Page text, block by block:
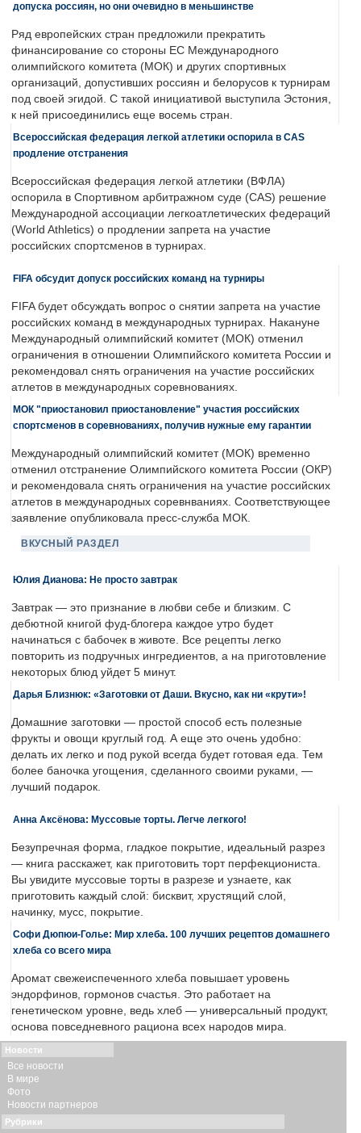
допуска россиян, но они очевидно в меньшинстве
Ряд европейских стран предложили прекратить
финансирование со стороны ЕС Международного
олимпийского комитета (МОК) и других спортивных
организаций, допустивших россиян и белорусов к турнирам
под своей эгидой. С такой инициативой выступила Эстония,
к ней присоединились еще восемь стран.
Всероссийская федерация легкой атлетики оспорила в CAS
продление отстранения
Всероссийская федерация легкой атлетики (ВФЛА)
оспорила в Спортивном арбитражном суде (CAS) решение
Международной ассоциации легкоатлетических федераций
(World Athletics) о продлении запрета на участие
российских спортсменов в турнирах.
FIFA обсудит допуск российских команд на турниры
FIFA будет обсуждать вопрос о снятии запрета на участие
российских команд в международных турнирах. Накануне
Международный олимпийский комитет (МОК) отменил
ограничения в отношении Олимпийского комитета России и
рекомендовал снять ограничения на участие российских
атлетов в международных соревнованиях.
МОК "приостановил приостановление" участия российских
спортсменов в соревнованиях, получив нужные ему гарантии
Международный олимпийский комитет (МОК) временно
отменил отстранение Олимпийского комитета России (ОКР)
и рекомендовала снять ограничения на участие российских
атлетов в международных соревнваниях. Соответствующее
заявление опубликовала пресс-служба МОК.
ВКУСНЫЙ РАЗДЕЛ
Юлия Дианова: Не просто завтрак
Завтрак — это признание в любви себе и близким. С
дебютной книгой фуд-блогера каждое утро будет
начинаться с бабочек в животе. Все рецепты легко
повторить из подручных ингредиентов, а на приготовление
некоторых блюд уйдет 5 минут.
Дарья Близнюк: «Заготовки от Даши. Вкусно, как ни «крути»!
Домашние заготовки — простой способ есть полезные
фрукты и овощи круглый год. А еще это очень удобно:
делать их легко и под рукой всегда будет готовая еда. Тем
более баночка угощения, сделанного своими руками, —
лучший подарок.
Анна Аксёнова: Муссовые торты. Легче легкого!
Безупречная форма, гладкое покрытие, идеальный разрез
— книга расскажет, как приготовить торт перфекциониста.
Вы увидите муссовые торты в разрезе и узнаете, как
приготовить каждый слой: бисквит, хрустящий слой,
начинку, мусс, покрытие.
Софи Дюпюи-Голье: Мир хлеба. 100 лучших рецептов домашнего
хлеба со всего мира
Аромат свежеиспеченного хлеба повышает уровень
эндорфинов, гормонов счастья. Это работает на
генетическом уровне, ведь хлеб — универсальный продукт,
основа повседневного рациона всех народов мира.
Новости
Все новости
В мире
Фото
Новости партнеров
Рубрики